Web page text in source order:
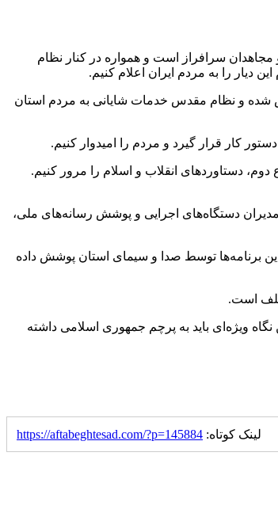
سرافراز است و همواره در کنار نظام
را به مردم ایران اعلام کنیم.
شده و نظام مقدس خدمات شایانی به مردم استان
کار قرار گیرد و مردم را امیدوار کنیم.
دستاوردهای انقلاب و اسلام را مرور کنیم.
دستگاه‌های اجرایی و پوشش رسانه‌های ملی،
برنامه‌ها توسط صدا و سیمای استان پوشش داده
است.
ویژه‌ای باید به پرچم جمهوری اسلامی داشته
لینک کوتاه: https://aftabeghtesad.com/?p=145884